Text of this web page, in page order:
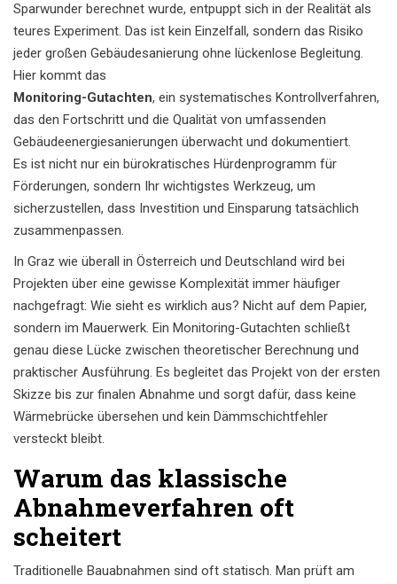
Sparwunder berechnet wurde, entpuppt sich in der Realität als
teures Experiment. Das ist kein Einzelfall, sondern das Risiko
jeder großen Gebäudesanierung ohne lückenlose Begleitung.
Hier kommt das
Monitoring-Gutachten, ein systematisches Kontrollverfahren,
das den Fortschritt und die Qualität von umfassenden
Gebäudeenergiesanierungen überwacht und dokumentiert.
Es ist nicht nur ein bürokratisches Hürdenprogramm für
Förderungen, sondern Ihr wichtigstes Werkzeug, um
sicherzustellen, dass Investition und Einsparung tatsächlich
zusammenpassen.
In Graz wie überall in Österreich und Deutschland wird bei
Projekten über eine gewisse Komplexität immer häufiger
nachgefragt: Wie sieht es wirklich aus? Nicht auf dem Papier,
sondern im Mauerwerk. Ein Monitoring-Gutachten schließt
genau diese Lücke zwischen theoretischer Berechnung und
praktischer Ausführung. Es begleitet das Projekt von der ersten
Skizze bis zur finalen Abnahme und sorgt dafür, dass keine
Wärmebrücke übersehen und kein Dämmschichtfehler
versteckt bleibt.
Warum das klassische
Abnahmeverfahren oft
scheitert
Traditionelle Bauabnahmen sind oft statisch. Man prüft am